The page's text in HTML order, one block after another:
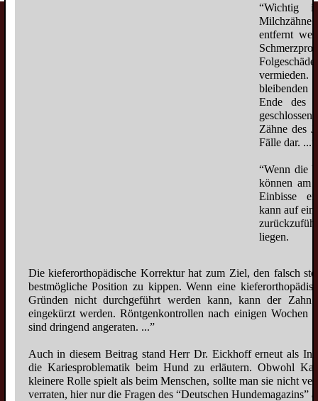
“Wichtig
entfernt
bleibenden
Ende des
Zähne des
Fälle dar. ...”
“Wenn die
können am
Einbisse
kann auf
liegen.
Die kieferorthopädische Korrektur hat zum Ziel, den falsch
bestmögliche Position zu kippen. Wenn eine
Gründen nicht durchgeführt werden kann, kann der Zahn
eingekürzt werden. Röntgenkontrollen nach einigen Wochen
sind dringend angeraten. ...”
Auch in diesem Beitrag stand Herr Dr. Eickhoff erneut als
die Kariesproblematik beim Hund zu erläutern. Obwohl
kleinere Rolle spielt als beim Menschen, sollte man sie nicht
verraten, hier nur die Fragen des “Deutschen Hundemagazins”